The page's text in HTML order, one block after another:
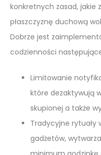
konkretnych zasad, jakie
płaszczyznę duchową
Dobrze jest
codzienności
Limitowanie
które dezaktywują
skupionej a także
Tradycyjne rytuały
gadżetów,